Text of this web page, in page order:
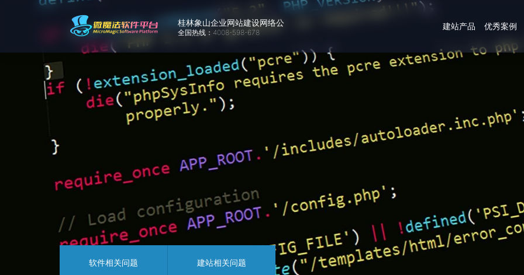
桂林象山企业网站建设网络公
司
全国热线：4008-598-678
建站产品 优秀案例
软件相关问题 建站相关问题